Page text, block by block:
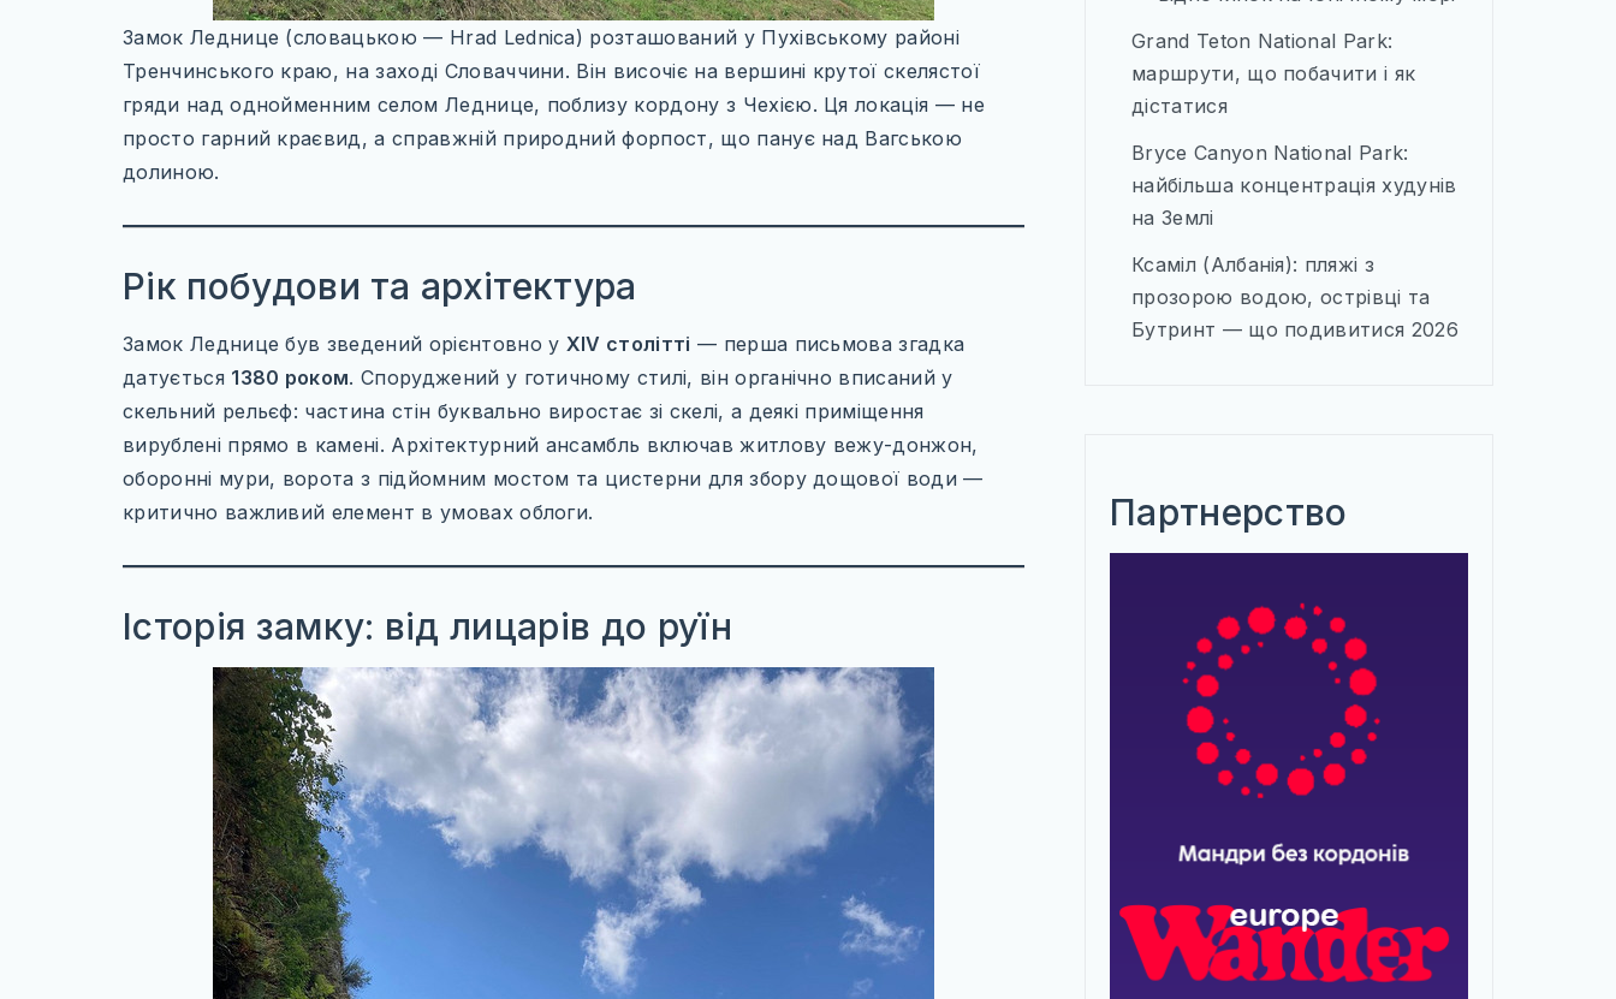
Замок Леднице (словацькою — Hrad Lednica) розташований у Пухівському районі
Тренчинського краю, на заході Словаччини. Він височіє на вершині крутої скелястої
гряди над однойменним селом Леднице, поблизу кордону з Чехією. Ця локація — не
просто гарний краєвид, а справжній природний форпост, що панує над Вагською
долиною.
Рік побудови та архітектура
Замок Леднице був зведений орієнтовно у XIV столітті — перша письмова згадка
датується 1380 роком. Споруджений у готичному стилі, він органічно вписаний у
скельний рельєф: частина стін буквально виростає зі скелі, а деякі приміщення
вирублені прямо в камені. Архітектурний ансамбль включав житлову вежу-донжон,
оборонні мури, ворота з підйомним мостом та цистерни для збору дощової води —
критично важливий елемент в умовах облоги.
Історія замку: від лицарів до руїн
Grand Teton National Park:
маршрути, що побачити і як
дістатися
Bryce Canyon National Park:
найбільша концентрація худунів
на Землі
Ксаміл (Албанія): пляжі з
прозорою водою, острівці та
Бутринт — що подивитися 2026
Партнерство